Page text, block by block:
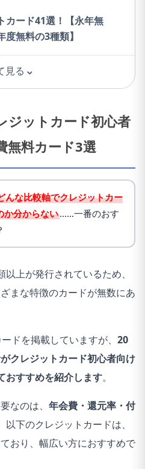
紹介するクレジットカー
マごとに割り振り、複数
筆することもあります。
上場企業にも記事の納品を
クトチェックを正確に行う
部署のメンバーも編集に
公正な情報提供をサイト運
ます。
とがあります。しかし、こ
響を与えることは決してあ
カード41選！【永年無
無料の3種類】
見る ⌄
ジットカード初心者
無料カード3選
んな比較軸でクレジットカー
か分からない……一番のおす
上が発行されているため、
まな特徴のカードが無数にあ
ドを掲載していますが、 20
クレジットカード初心者向け
おすすめを紹介します。
なのは、 年会費・還元率・付
下のクレジットカードは、
おり、幅広い方におすすめで